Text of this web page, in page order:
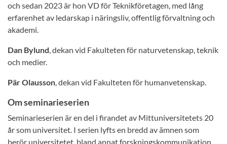
och sedan 2023 är hon VD för Teknikföretagen, med lång
erfarenhet av ledarskap i näringsliv, offentlig förvaltning och
akademi.
Dan Bylund, dekan vid Fakulteten för naturvetenskap, teknik
och medier.
Pär Olausson, dekan vid Fakulteten för humanvetenskap.
Om seminarieserien
Seminarieserien är en del i firandet av Mittuniversitetets 20
år som universitet. I serien lyfts en bredd av ämnen som
berör universitetet, bland annat forskningskommunikation,